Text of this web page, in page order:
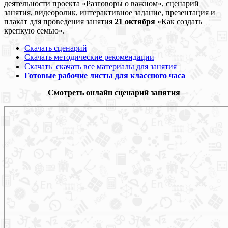
деятельности проекта «Разговоры о важном», сценарий
занятия, видеоролик, интерактивное задание, презентация и
плакат для проведения занятия 21 октября «Как создать
крепкую семью».
Скачать сценарий
Скачать методические рекомендации
Скачать скачать все материалы для занятия
Готовые рабочие листы для классного часа
Смотреть онлайн сценарий занятия